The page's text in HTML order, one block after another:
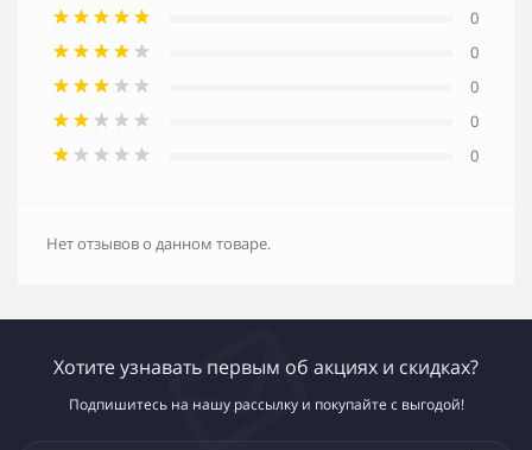
0
0
0
0
0
Нет отзывов о данном товаре.
Хотите узнавать первым об акциях и скидках?
Подпишитесь на нашу рассылку и покупайте с выгодой!